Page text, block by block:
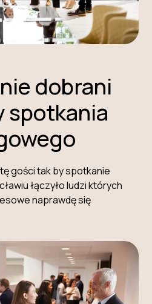
dobrani
spotkania
gości tak by spotkanie
łączyło ludzi których
naprawdę się